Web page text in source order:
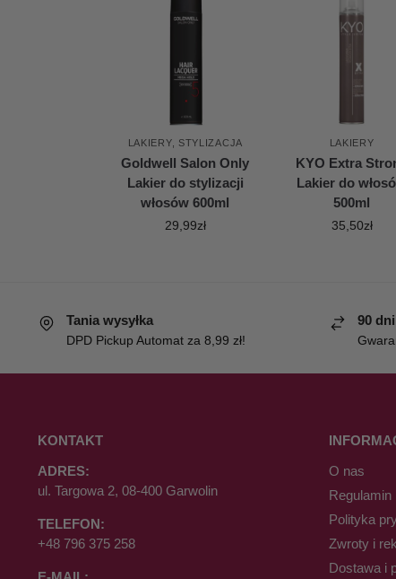
LAKIERY, STYLIZACJA
Goldwell Salon Only
Lakier do stylizacji
włosów 600ml
29,99zł
LAKIERY
KYO Extra
Lakier do
500ml
35,50zł
Tania wysyłka
DPD Pickup Automat za 8,99 zł!
90
KONTAKT
ADRES:
ul. Targowa 2, 08-400 Garwolin
TELEFON:
+48 796 375 258
O nas
Regulamin
Polityka
Zwroty i
Dostawa i